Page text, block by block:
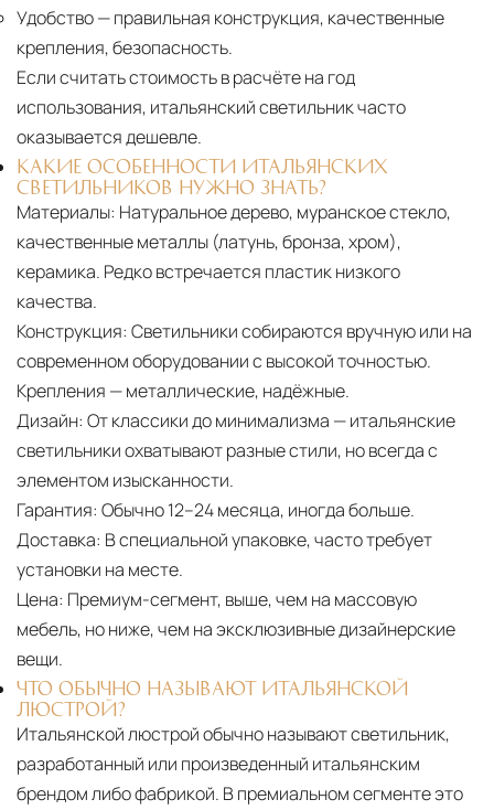
Удобство— правильная конструкция, качественные
крепления, безопасность.
Если считать стоимость в расчёте на год
использования, итальянский светильник часто
оказывается дешевле.
КАКИЕ ОСОБЕННОСТИ ИТАЛЬЯНСКИХ
СВЕТИЛЬНИКОВ НУЖНО ЗНАТЬ?
Материалы: Натуральное дерево, муранское стекло,
качественные металлы (латунь, бронза, хром),
керамика. Редко встречается пластик низкого
качества.
Конструкция: Светильники собираются вручную или на
современном оборудовании с высокой точностью.
Крепления — металлические, надёжные.
Дизайн: От классики до минимализма — итальянские
светильники охватывают разные стили, но всегда с
элементом изысканности.
Гарантия: Обычно 12–24 месяца, иногда больше.
Доставка: В специальной упаковке, часто требует
установки на месте.
Цена: Премиум-сегмент, выше, чем на массовую
мебель, но ниже, чем на эксклюзивные дизайнерские
вещи.
ЧТО ОБЫЧНО НАЗЫВАЮТ ИТАЛЬЯНСКОЙ
ЛЮСТРОЙ?
Итальянской люстрой обычно называют светильник,
разработанный или произведенный итальянским
брендом либо фабрикой. В премиальном сегменте это